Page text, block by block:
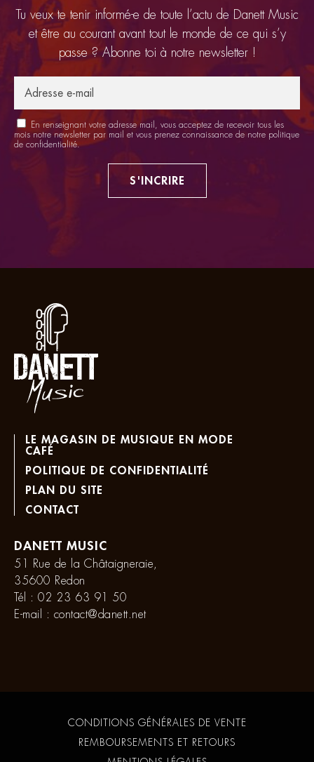
Tu veux te tenir informé-e de toute l’actu de Danett Music
et être au courant avant tout le monde de ce qui s’y
passe ? Abonne toi à notre newsletter !
En renseignant votre adresse mail, vous acceptez de recevoir tous les
mois notre newsletter par mail et vous prenez connaissance de notre politique
de confidentialité.
S'INCRIRE
LE MAGASIN DE MUSIQUE EN MODE
CAFÉ
POLITIQUE DE CONFIDENTIALITÉ
PLAN DU SITE
CONTACT
DANETT MUSIC
51 Rue de la Châtaigneraie,
35600 Redon
Tél : 02 23 63 91 50
E-mail : contact@danett.net
CONDITIONS GÉNÉRALES DE VENTE
REMBOURSEMENTS ET RETOURS